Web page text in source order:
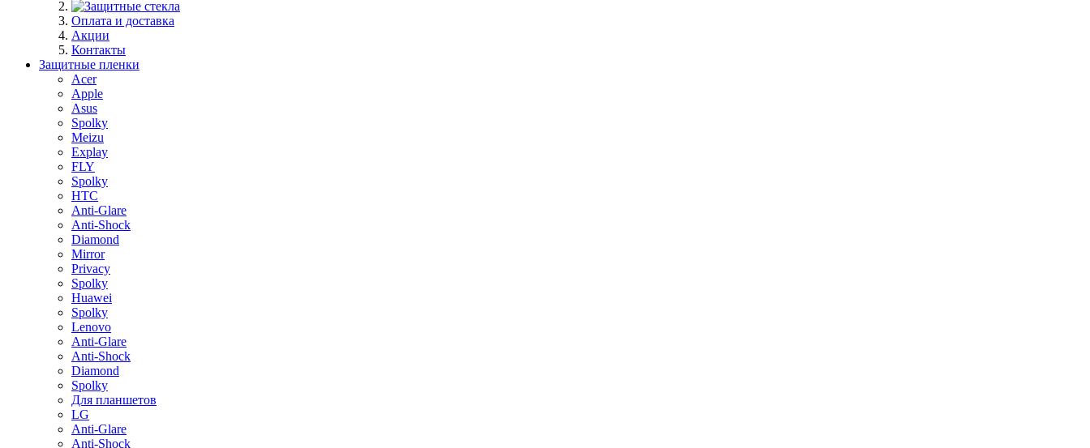
Оплата и доставка
Акции
Контакты
Защитные пленки
Acer
Apple
Asus
Spolky
Meizu
Explay
FLY
Spolky
HTC
Anti-Glare
Anti-Shock
Diamond
Mirror
Privacy
Spolky
Huawei
Spolky
Lenovo
Anti-Glare
Anti-Shock
Diamond
Spolky
Для планшетов
LG
Anti-Glare
Anti-Shock